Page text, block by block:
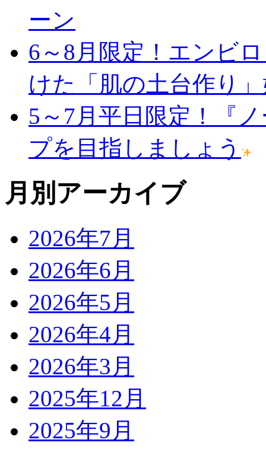
ーン
6～8月限定！エンビ
けた「肌の土台作り
5～7月平日限定！『
プを目指しましょう
月別アーカイブ
2026年7月
2026年6月
2026年5月
2026年4月
2026年3月
2025年12月
2025年9月